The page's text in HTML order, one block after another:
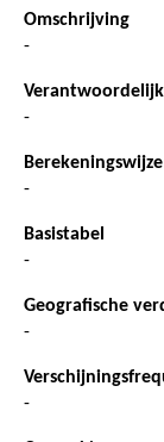
Omschrijving
-
-
Berekeningswijze
-
Basistabel
-
Geografische
-
-